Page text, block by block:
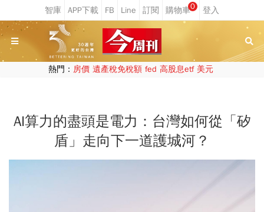
0
熱門： 房價 遺產稅免稅額 fed 高股息etf 美元
AI算力的盡頭是電力：台灣如何從「矽
盾」走向下一道護城河？